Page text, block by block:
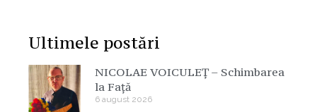
Ultimele postări
NICOLAE VOICULEȚ – Schimbarea
la Față
6 august 2026